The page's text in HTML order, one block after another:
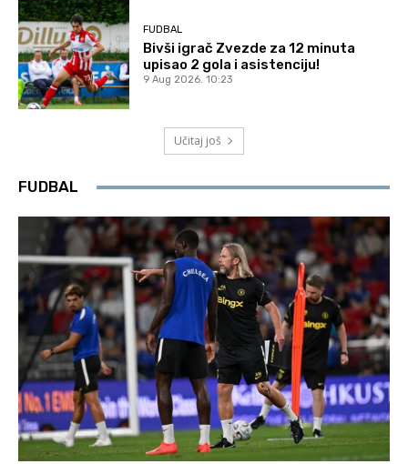
FUDBAL
Bivši igrač Zvezde za 12 minuta
upisao 2 gola i asistenciju!
9 Aug 2026. 10:23
Učitaj još
FUDBAL